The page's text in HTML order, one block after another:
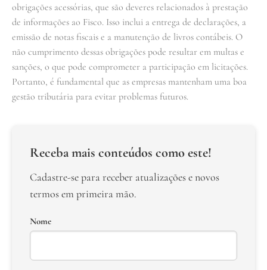
obrigações acessórias, que são deveres relacionados à prestação
de informações ao Fisco. Isso inclui a entrega de declarações, a
emissão de notas fiscais e a manutenção de livros contábeis. O
não cumprimento dessas obrigações pode resultar em multas e
sanções, o que pode comprometer a participação em licitações.
Portanto, é fundamental que as empresas mantenham uma boa
gestão tributária para evitar problemas futuros.
Receba mais conteúdos como este!
Cadastre-se para receber atualizações e novos
termos em primeira mão.
Nome